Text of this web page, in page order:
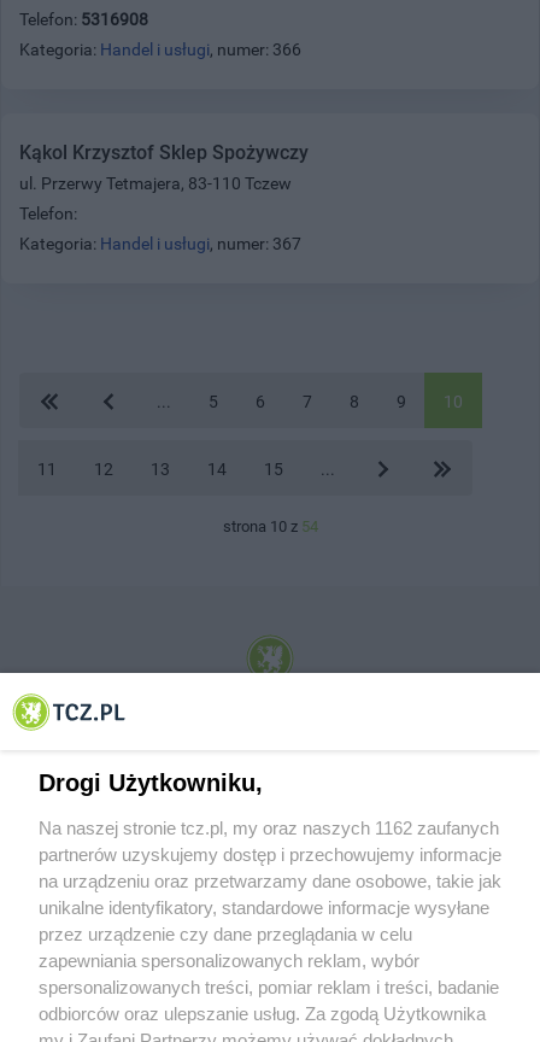
Telefon: 5316908
Kategoria: Handel i usługi, numer: 366
Kąkol Krzysztof Sklep Spożywczy
ul. Przerwy Tetmajera, 83-110 Tczew
Telefon:
Kategoria: Handel i usługi, numer: 367
5 6 7 8 9 10
11 12 13 14 15
strona 10 z 54
© 2001-2026 Tczew - TCZ.PL Sp. z o.o. Internetowy Serwis Informacyjny Miasta
O FIRMIE POLITYKA PRYWATNOŚCI HOSTING
REKLAMA WSPÓŁPRACA RSS FACEBOOK KONTAKT
Drogi Użytkowniku,
Na naszej stronie tcz.pl, my oraz naszych 1162 zaufanych
partnerów uzyskujemy dostęp i przechowujemy informacje
na urządzeniu oraz przetwarzamy dane osobowe, takie jak
unikalne identyfikatory, standardowe informacje wysyłane
przez urządzenie czy dane przeglądania w celu
zapewniania spersonalizowanych reklam, wybór
spersonalizowanych treści, pomiar reklam i treści, badanie
odbiorców oraz ulepszanie usług. Za zgodą Użytkownika